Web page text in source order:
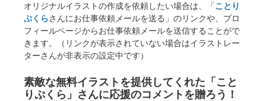
オリジナルイラストの作成を依頼したい場合は、「ことり
ぷくらさんにお仕事依頼メールを送る」のリンクや、プロ
フィールページからお仕事依頼メールを送信することがで
きます。（リンクが表示されていない場合はイラストレー
ターさんが非表示の設定中です）
素敵な無料イラストを提供してくれた「こと
りぷくら」さんに応援のコメントを贈ろう！